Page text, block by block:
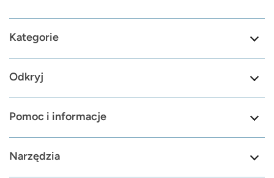
Kategorie
Odkryj
Pomoc i informacje
Narzędzia